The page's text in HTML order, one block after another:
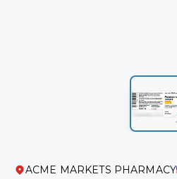
ACME MARKETS PHARMACY